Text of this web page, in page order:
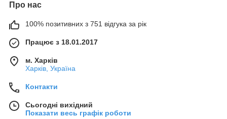
Про нас
100% позитивних з 751 відгука за рік
Працює з 18.01.2017
м. Харків
Харків, Україна
Контакти
Сьогодні вихідний
Показати весь графік роботи